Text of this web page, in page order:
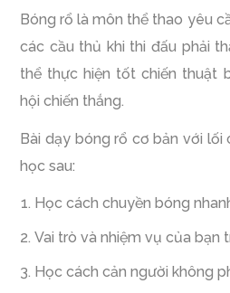
Bóng rổ là môn thể thao yêu
các cầu thủ khi thi đấu phải
thể thực hiện tốt chiến thuật
hội chiến thắng.
Bài dạy bóng rổ cơ bản với lối
học sau:
Học cách chuyền bóng
Vai trò và nhiệm vụ của bạn
Học cách cản người không